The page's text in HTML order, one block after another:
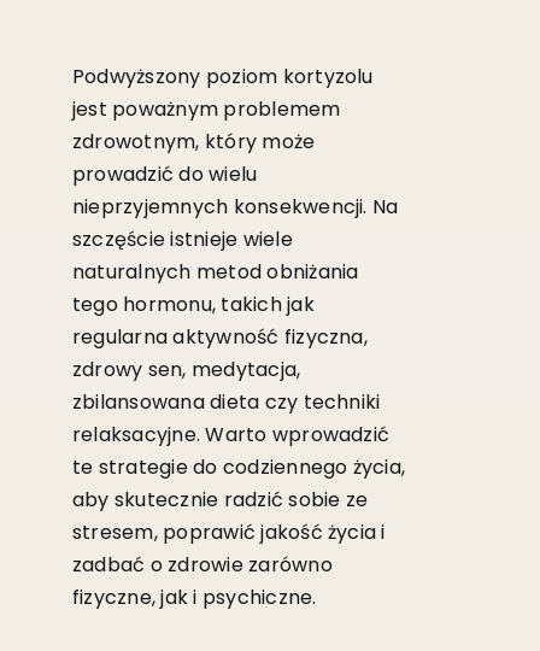
Podwyższony poziom kortyzolu
jest poważnym problemem
zdrowotnym, który może
prowadzić do wielu
nieprzyjemnych konsekwencji. Na
szczęście istnieje wiele
naturalnych metod obniżania
tego hormonu, takich jak
regularna aktywność fizyczna,
zdrowy sen, medytacja,
zbilansowana dieta czy techniki
relaksacyjne. Warto wprowadzić
te strategie do codziennego życia,
aby skutecznie radzić sobie ze
stresem, poprawić jakość życia i
zadbać o zdrowie zarówno
fizyczne, jak i psychiczne.